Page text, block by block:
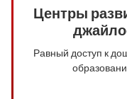
Центры
Равный доступ к